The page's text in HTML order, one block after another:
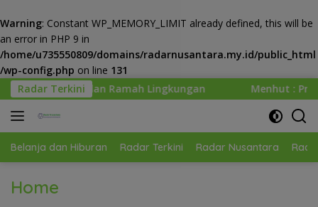
Warning: Constant WP_MEMORY_LIMIT already defined, this will be
an error in PHP 9 in
/home/u735550809/domains/radarnusantara.my.id/public_html
/wp-config.php on line 131
Langsung
ke
konten
Radar Terkini
dan Ramah Lingkungan Menhut : Presiden Prabowo
Belanja dan Hiburan Radar Terkini Radar Nusantara
Home